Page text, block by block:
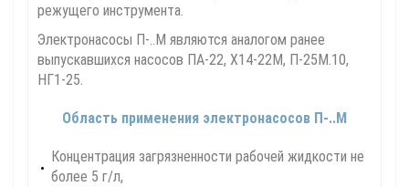
режущего инструмента.
Электронасосы П-..М являются аналогом ранее
выпускавшихся насосов ПА-22, Х14-22М, П-25М.10,
НГ1-25.
Область применения электронасосов П-..М
Концентрация загрязненности рабочей жидкости не
более 5 г/л,